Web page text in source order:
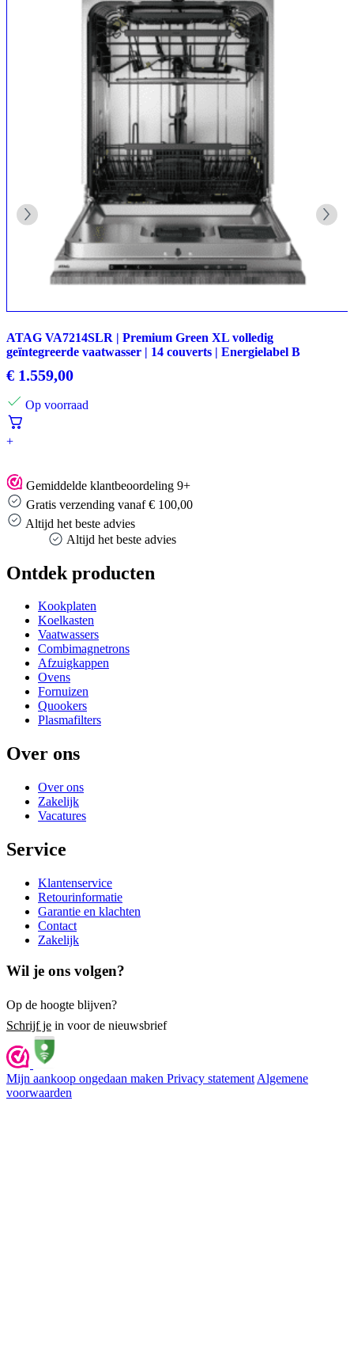
ATAG VA7214SLR | Premium Green XL volledig
geïntegreerde vaatwasser | 14 couverts | Energielabel B
€ 1.559,00
Op voorraad
+
Gemiddelde klantbeoordeling 9+
Gratis verzending vanaf € 100,00
Altijd het beste advies
Altijd het beste advies
Ontdek producten
Kookplaten
Koelkasten
Vaatwassers
Combimagnetrons
Afzuigkappen
Ovens
Fornuizen
Quookers
Plasmafilters
Over ons
Over ons
Zakelijk
Vacatures
Service
Klantenservice
Retourinformatie
Garantie en klachten
Contact
Zakelijk
Wil je ons volgen?
Op de hoogte blijven?
Schrijf je in voor de nieuwsbrief
Mijn aankoop ongedaan maken Privacy statement Algemene
voorwaarden